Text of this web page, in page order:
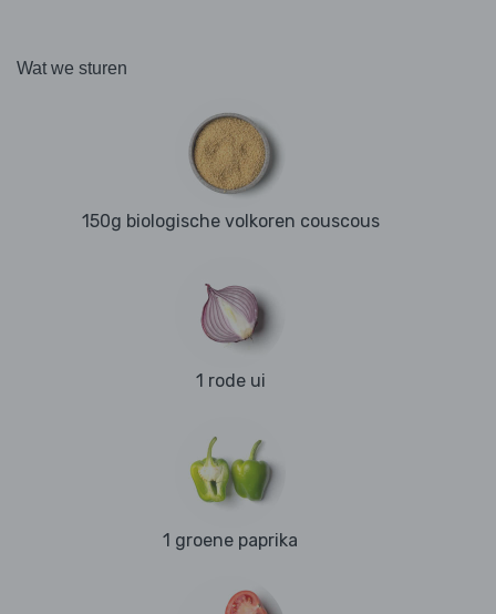
Wat we sturen
150g biologische volkoren couscous
1 rode ui
1 groene paprika